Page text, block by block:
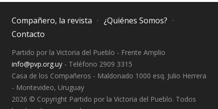
Compañero, la revista
¿Quiénes Somos?
Contacto
Partido por la Victoria del Pueblo - Frente Amplio
info@pvp.org.uy - Teléfono 2909 3315
Casa de los Compañeros - Maldonado 1000 esq. Julio Herrera
- Montevideo, Uruguay
2026 © Copyright Partido por la Victoria del Pueblo. Todos